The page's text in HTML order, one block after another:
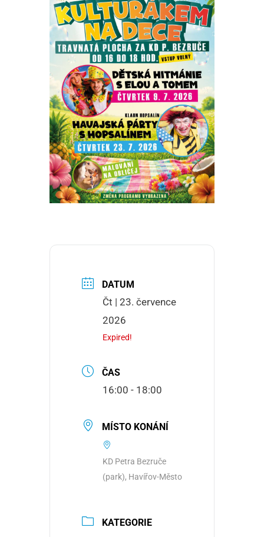
DATUM
Čt | 23. července
2026
Expired!
ČAS
16:00 - 18:00
MÍSTO KONÁNÍ
KD Petra Bezruče
(park), Havířov-Město
KATEGORIE